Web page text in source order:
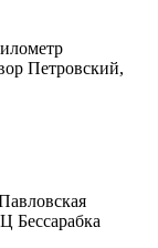
Петровский,
Бессарабка